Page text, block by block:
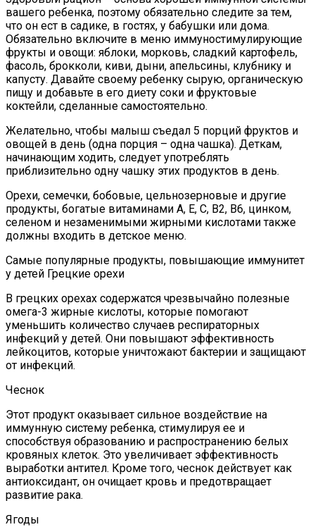
вашего ребенка, поэтому обязательно следите за тем,
что он ест в садике, в гостях, у бабушки или дома.
Обязательно включите в меню иммуностимулирующие
фрукты и овощи: яблоки, морковь, сладкий картофель,
фасоль, брокколи, киви, дыни, апельсины, клубнику и
капусту. Давайте своему ребенку сырую, органическую
пищу и добавьте в его диету соки и фруктовые
коктейли, сделанные самостоятельно.
Желательно, чтобы малыш съедал 5 порций фруктов и
овощей в день (одна порция – одна чашка). Деткам,
начинающим ходить, следует употреблять
приблизительно одну чашку этих продуктов в день.
Орехи, семечки, бобовые, цельнозерновые и другие
продукты, богатые витаминами А, Е, С, В2, В6, цинком,
селеном и незаменимыми жирными кислотами также
должны входить в детское меню.
Самые популярные продукты, повышающие иммунитет
у детей Грецкие орехи
В грецких орехах содержатся чрезвычайно полезные
омега-3 жирные кислоты, которые помогают
уменьшить количество случаев респираторных
инфекций у детей. Они повышают эффективность
лейкоцитов, которые уничтожают бактерии и защищают
от инфекций.
Чеснок
Этот продукт оказывает сильное воздействие на
иммунную систему ребенка, стимулируя ее и
способствуя образованию и распространению белых
кровяных клеток. Это увеличивает эффективность
выработки антител. Кроме того, чеснок действует как
антиоксидант, он очищает кровь и предотвращает
развитие рака.
Ягоды